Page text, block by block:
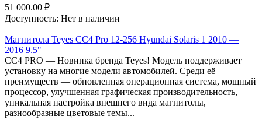
51 000.00 ₽
Доступность: Нет в наличии
Магнитола Teyes CC4 Pro 12-256 Hyundai Solaris 1 2010 —
2016 9.5"
СС4 PRO — Новинка бренда Teyes! Модель поддерживает
установку на многие модели автомобилей. Среди её
преимуществ — обновленная операционная система, мощный
процессор, улучшенная графическая производительность,
уникальная настройка внешнего вида магнитолы,
разнообразные цветовые темы...